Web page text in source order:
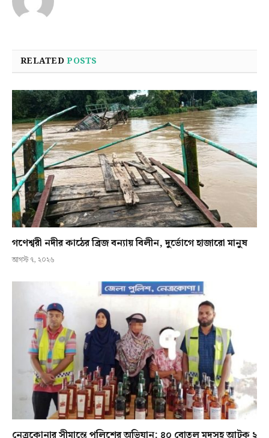
RELATEDPOSTS
গণেশ্বরী নদীর কাঠের ব্রিজ বন্যায় বিলীন, দুর্ভোগে হাজারো মানুষ
আগস্ট ৭, ২০২৬